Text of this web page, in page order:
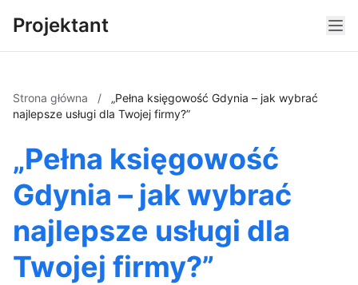
Projektant
Strona główna /
„Pełna księgowość Gdynia – jak wybrać
najlepsze usługi dla Twojej firmy?”
„Pełna księgowość
Gdynia – jak wybrać
najlepsze usługi dla
Twojej firmy?”